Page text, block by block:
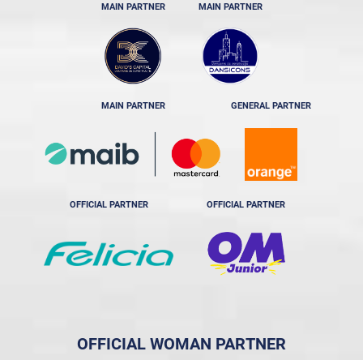
MAIN PARTNER MAIN PARTNER
MAIN PARTNER GENERAL PARTNER
OFFICIAL PARTNER OFFICIAL PARTNER
OFFICIAL WOMAN PARTNER